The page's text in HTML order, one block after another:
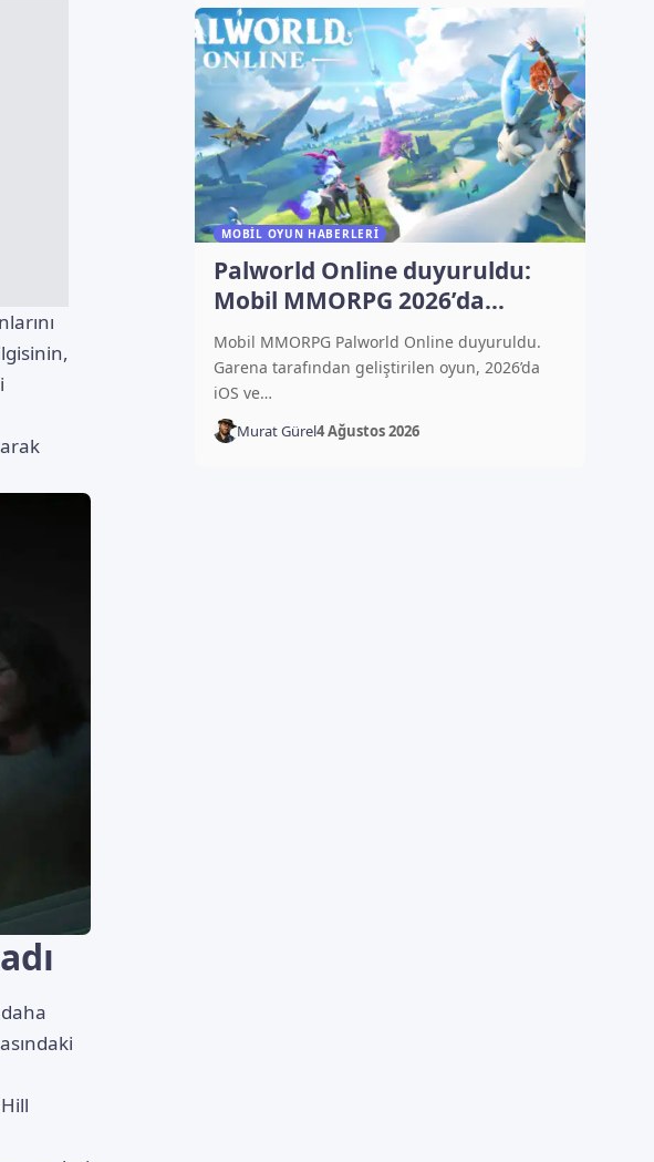
daha
MOBIL OYUN HABERLERI
Palworld Online duyuruldu:
Mobil MMORPG 2026’da
çıkacak
Mobil MMORPG Palworld Online duyuruldu.
Garena tarafından geliştirilen oyun, 2026’da
iOS ve…
Murat Gürel4 Ağustos 2026